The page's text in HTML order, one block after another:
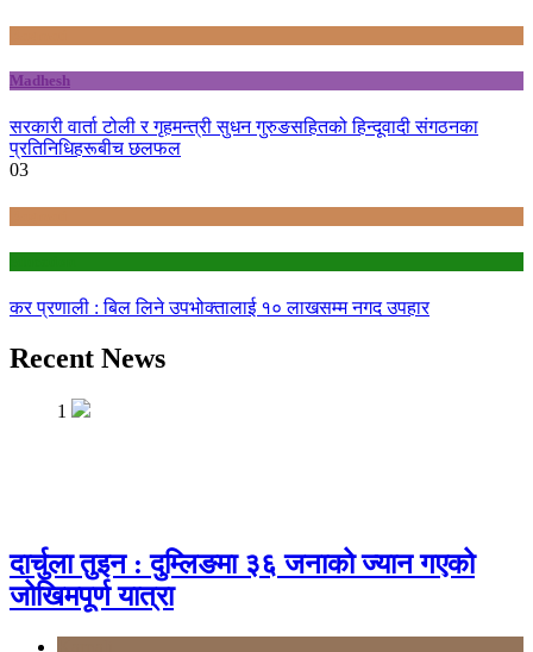
Madhesh
सरकारी वार्ता टोली र गृहमन्त्री सुधन गुरुङसहितको हिन्दूवादी संगठनका
प्रतिनिधिहरूबीच छलफल
03
कर प्रणाली : बिल लिने उपभोक्तालाई १० लाखसम्म नगद उपहार
Recent News
1
दार्चुला तुइन : दुम्लिङमा ३६ जनाको ज्यान गएको
जोखिमपूर्ण यात्रा